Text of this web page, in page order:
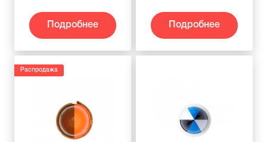
Подробнее Подробнее
Распродажа